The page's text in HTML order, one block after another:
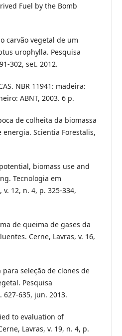
Fuel by the Bomb
carvão vegetal de um
urophylla. Pesquisa
302, set. 2012.
NBR 11941: madeira:
ABNT, 2003. 6 p.
de colheita da biomassa
Scientia Forestalis,
biomass use and
Tecnologia em
12, n. 4, p. 325-334,
de queima de gases da
Cerne, Lavras, v. 16,
para seleção de clones de
Pesquisa
635, jun. 2013.
to evaluation of
Lavras, v. 19, n. 4, p.